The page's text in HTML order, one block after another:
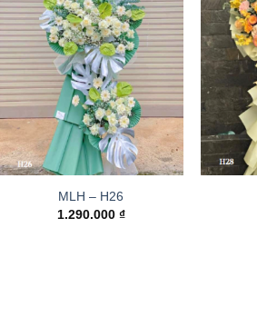
MLH – H26
1.290.000 ₫